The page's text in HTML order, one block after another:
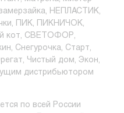
НЕПЛАСТИК,
ПИК, ПИКНИЧОК,
кот, СВЕТОФОР,
Снегурочка, Старт,
Чистый дом, Экон,
дистрибьютором
по всей России